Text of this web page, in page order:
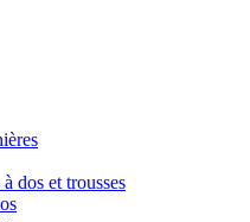
dos et trousses